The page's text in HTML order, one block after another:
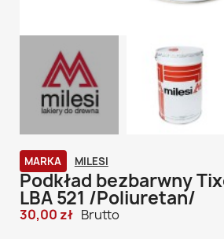
MARKA MILESI
Podkład bezbarwny
LBA 521 /Poliuretan/
30,00 zł Brutto